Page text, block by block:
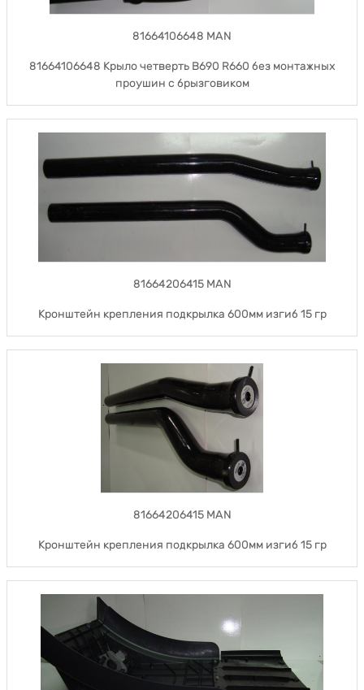
81664106648 MAN
81664106648 Крыло четверть B690 R660 без монтажных
проушин с брызговиком
81664206415 MAN
Кронштейн крепления подкрылка 600мм изгиб 15 гр
81664206415 MAN
Кронштейн крепления подкрылка 600мм изгиб 15 гр